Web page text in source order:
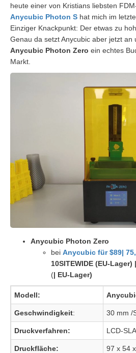
heute einer von Kristians liebsten
Anycubic Photon S hat mich im
Einziger Knackpunkt: Der etwas zu
Genau da setzt Anycubic aber jetzt an
Anycubic Photon Zero ein echtes
Markt.
Anycubic Photon Zero
bei Anycubic für $89|
10SITEWIDE (EU-Lager) |
(| EU-Lager)
Modell:
Geschwindigkeit: 30 mm /
Druckverfahren: LCD-SLA
Druckfläche: 97 x 54